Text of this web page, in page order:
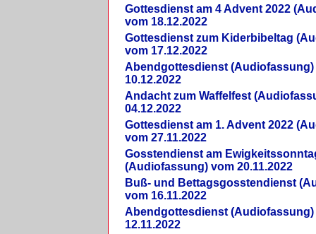
Gottesdienst am 4 Advent 2022
vom 18.12.2022
Gottesdienst zum Kiderbibeltag
vom 17.12.2022
Abendgottesdienst (Audiofassung)
10.12.2022
Andacht zum Waffelfest
04.12.2022
Gottesdienst am 1. Advent 2022
vom 27.11.2022
Gosstendienst am
(Audiofassung) vom 20.11.2022
Buß- und Bettagsgosstendienst
vom 16.11.2022
Abendgottesdienst (Audiofassung)
12.11.2022